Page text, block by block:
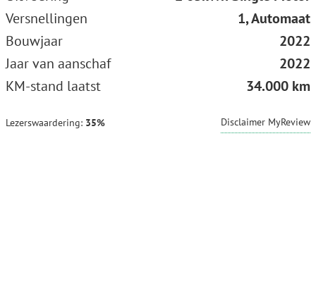
Versnellingen
1, Automaat
Bouwjaar
2022
Jaar van aanschaf
2022
KM-stand laatst
34.000 km
Lezerswaardering: 35% Disclaimer MyReview